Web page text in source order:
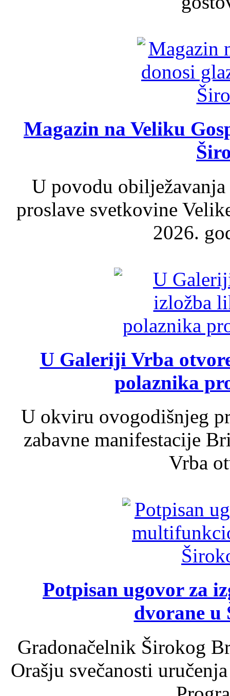
Magazin na Veliku
U povodu
proslave svetkovine
2026.
U Galeriji Vrba
polaznika
U okviru ovogodišnjeg
zabavne manifestacije
Vrba
Potpisan ugovor za
dvorane u
Gradonačelnik Širokog
Orašju svečanosti